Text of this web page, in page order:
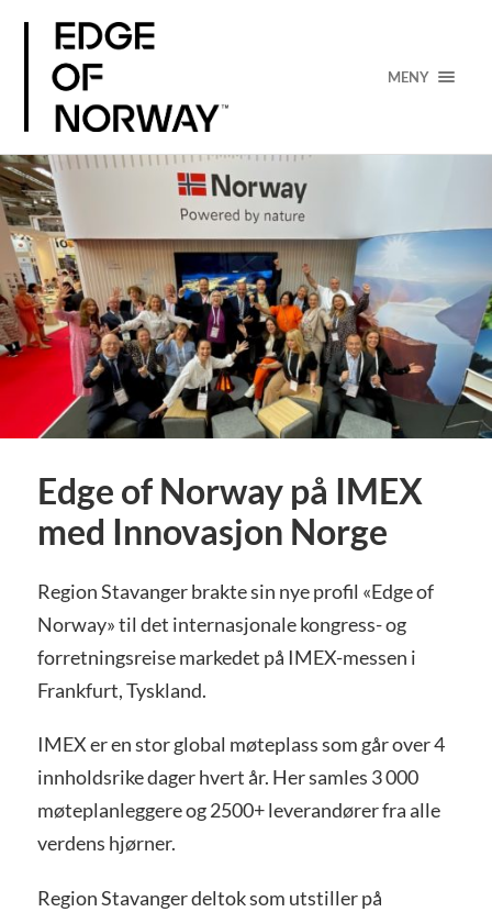
MENY
Edge of Norway på IMEX
med Innovasjon Norge
Region Stavanger brakte sin nye profil «Edge of
Norway» til det internasjonale kongress- og
forretningsreise markedet på IMEX-messen i
Frankfurt, Tyskland.
IMEX er en stor global møteplass som går over 4
innholdsrike dager hvert år. Her samles 3 000
møteplanleggere og 2500+ leverandører fra alle
verdens hjørner.
Region Stavanger deltok som utstiller på